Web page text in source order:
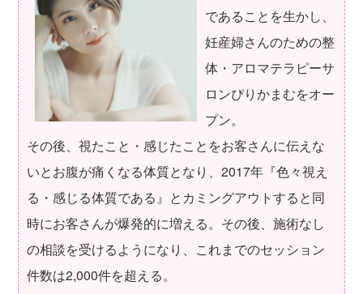
であることを生かし、
妊産婦さんのための整
体・アロマテラピーサ
ロンぴりかまむをオー
プン。
その後、視たこと・感じたことをお客さんに伝えな
いとお腹が痛くなる体質となり、2017年『色々視え
る・感じる体質である』とカミングアウトすると同
時にお客さんが爆発的に増える。その後、施術なし
の相談を受けるようになり、これまでのセッション
件数は2,000件を超える。